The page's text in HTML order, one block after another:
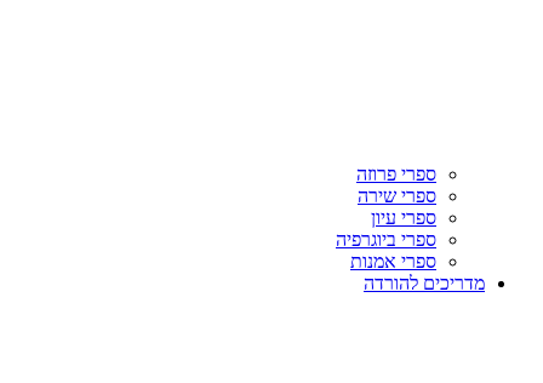
ספרי פרוזה
ספרי שירה
ספרי עיון
ספרי ביוגרפיה
ספרי אמנות
מדריכים להורדה